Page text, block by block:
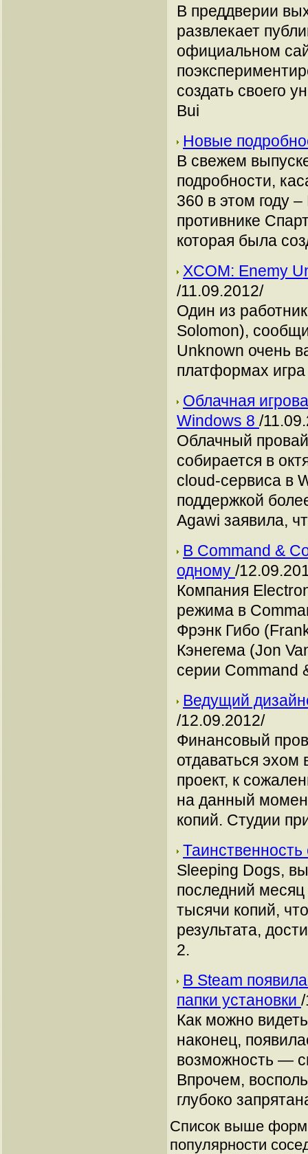
В преддверии
развлекает
официальном
создать своего
Bui
Новые
В свежем
подробности,
360 в этом году
противнике
которая была
XCOM: Enemy
/11.09.2012/
Один из
Solomon),
Unknown очень
платформах
Облачная
Windows 8 /
Облачный
собирается в
cloud-сервиса в
поддержкой
Agawi заявила,
В Command &
одному /
Компания
режима в
Фрэнк Гибо
Кэнегема (Jon
серии Command
Ведущий
/12.09.2012/
Финансовый
отдаваться
проект, к
на данный
копий. Студии
Sleeping Dogs,
последний
тысячи копий,
результата,
2.
В Steam
папки установки
Как можно
наконец,
возможность —
Впрочем,
глубоко
Список выше
популярности